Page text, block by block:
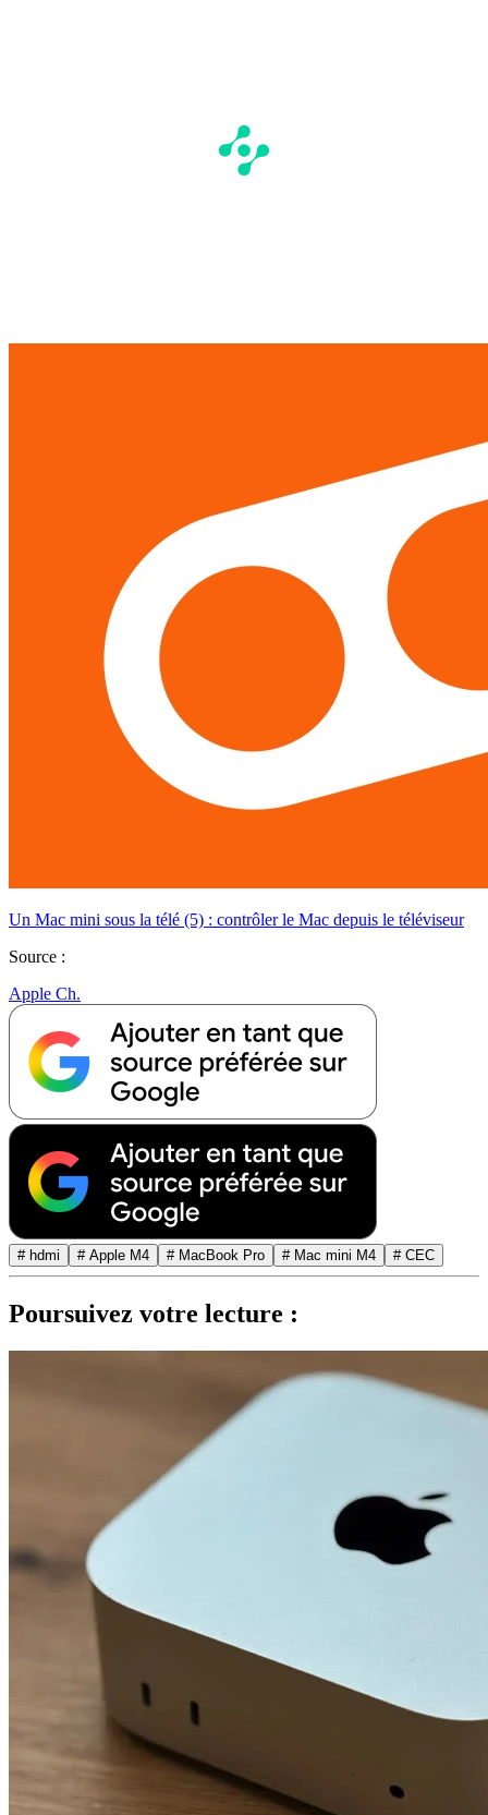
Un Mac mini sous la télé (5) : contrôler le Mac depuis le téléviseur
Source :
Apple Ch.
# hdmi # Apple M4 # MacBook Pro # Mac mini M4 # CEC
Poursuivez votre lecture :